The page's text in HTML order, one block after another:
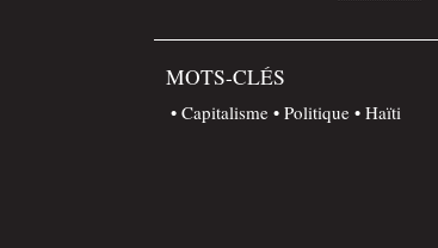
MOTS-CLÉS
Capitalisme Politique Haïti